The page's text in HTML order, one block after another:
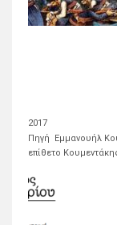
2017
Πηγή Εμμανουήλ
επίθετο